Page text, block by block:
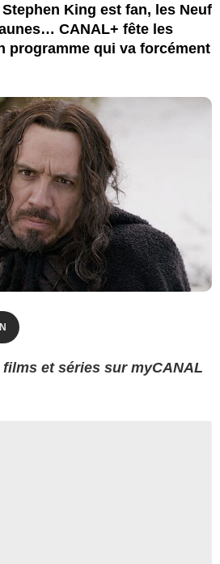
King est fan, les Neuf
CANAL+ fête les
programme qui va forcément
et séries sur myCANAL